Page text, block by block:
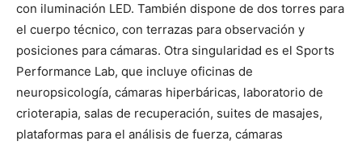
con iluminación LED. También dispone de dos torres para
el cuerpo técnico, con terrazas para observación y
posiciones para cámaras. Otra singularidad es el Sports
Performance Lab, que incluye oficinas de
neuropsicología, cámaras hiperbáricas, laboratorio de
crioterapia, salas de recuperación, suites de masajes,
plataformas para el análisis de fuerza, cámaras